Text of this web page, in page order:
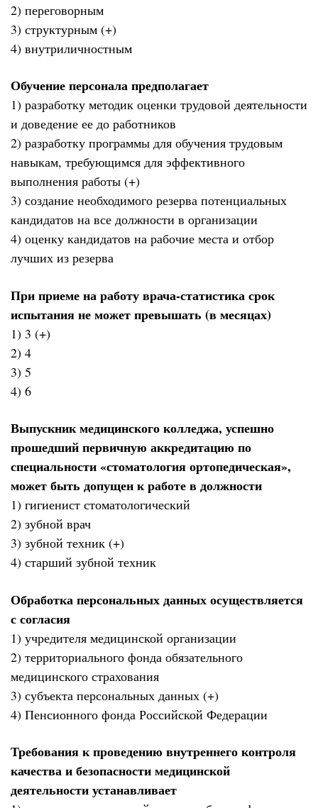
2) переговорным
3) структурным (+)
4) внутриличностным
Обучение персонала предполагает
1) разработку методик оценки трудовой деятельности
и доведение ее до работников
2) разработку программы для обучения трудовым
навыкам, требующимся для эффективного
выполнения работы (+)
3) создание необходимого резерва потенциальных
кандидатов на все должности в организации
4) оценку кандидатов на рабочие места и отбор
лучших из резерва
При приеме на работу врача-статистика срок
испытания не может превышать (в месяцах)
1) 3 (+)
2) 4
3) 5
4) 6
Выпускник медицинского колледжа, успешно
прошедший первичную аккредитацию по
специальности «стоматология ортопедическая»,
может быть допущен к работе в должности
1) гигиенист стоматологический
2) зубной врач
3) зубной техник (+)
4) старший зубной техник
Обработка персональных данных осуществляется
с согласия
1) учредителя медицинской организации
2) территориального фонда обязательного
медицинского страхования
3) субъекта персональных данных (+)
4) Пенсионного фонда Российской Федерации
Требования к проведению внутреннего контроля
качества и безопасности медицинской
деятельности устанавливает